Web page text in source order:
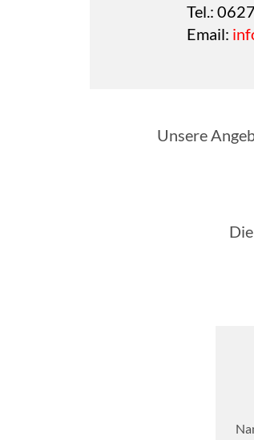
Tel.:
Email:
Unsere